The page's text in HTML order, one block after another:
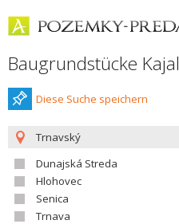
Baugrundstücke Kajal
Diese Suche speichern
Trnavský
Dunajská Streda
Hlohovec
Senica
Trnava